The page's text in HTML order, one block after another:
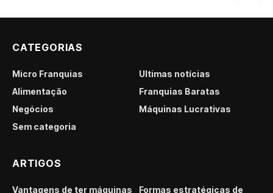
CATEGORIAS
Micro Franquias
Últimas notícias
Alimentação
Franquias Baratas
Negócios
Máquinas Lucrativas
Sem categoria
ARTIGOS
Vantagens de ter máquinas Formas estratégicas de